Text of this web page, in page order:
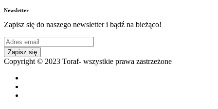
Newsletter
Zapisz się do naszego newsletter i bądź na bieżąco!
Zapisz się
Copyright © 2023 Toraf- wszystkie prawa zastrzeżone